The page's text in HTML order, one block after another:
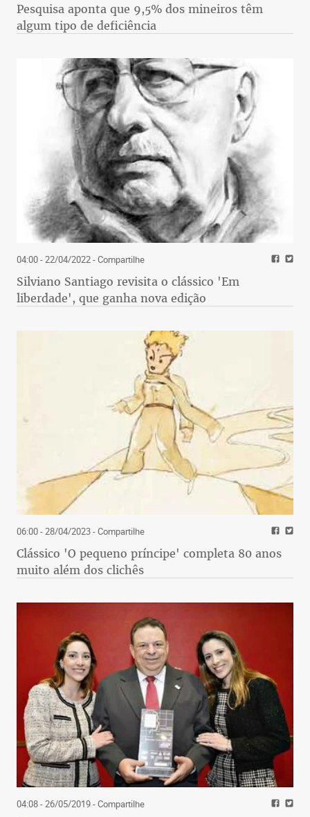
Pesquisa aponta que 9,5% dos mineiros têm
algum tipo de deficiência
04:00 - 22/04/2022- Compartilhe
Silviano Santiago revisita o clássico 'Em
liberdade', que ganha nova edição
06:00 - 28/04/2023- Compartilhe
Clássico 'O pequeno príncipe' completa 80 anos
muito além dos clichês
04:08 - 26/05/2019- Compartilhe